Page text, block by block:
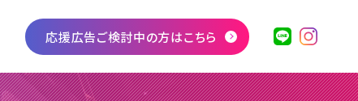
応援広告ご検討中の方はこちら